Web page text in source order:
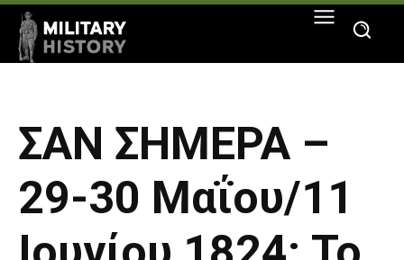
ΣΑΝ ΣΗΜΕΡΑ –
29-30 Μαΐου/11